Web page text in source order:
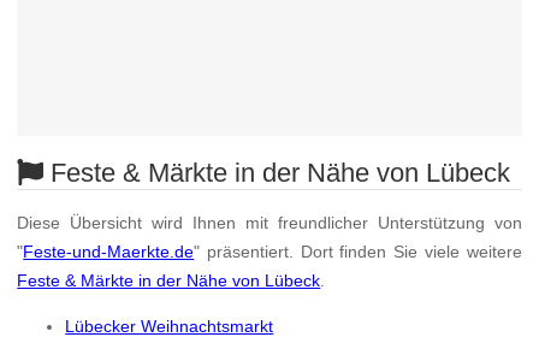
Feste & Märkte in der Nähe von Lübeck
Diese Übersicht wird Ihnen mit freundlicher Unterstützung von
"Feste-und-Maerkte.de" präsentiert. Dort finden Sie viele weitere
Feste & Märkte in der Nähe von Lübeck
Lübecker Weihnachtsmarkt